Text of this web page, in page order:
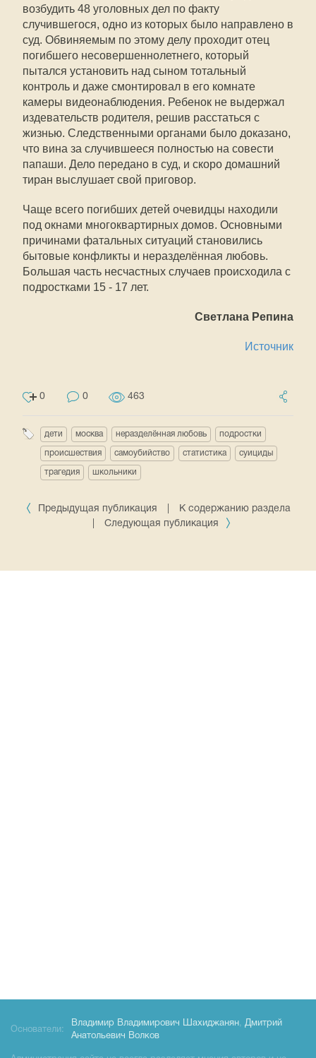
возбудить 48 уголовных дел по факту
случившегося, одно из которых было направлено в
суд. Обвиняемым по этому делу проходит отец
погибшего несовершеннолетнего, который
пытался установить над сыном тотальный
контроль и даже смонтировал в его комнате
камеры видеонаблюдения. Ребенок не выдержал
издевательств родителя, решив расстаться с
жизнью. Следственными органами было доказано,
что вина за случившееся полностью на совести
папаши. Дело передано в суд, и скоро домашний
тиран выслушает свой приговор.
Чаще всего погибших детей очевидцы находили
под окнами многоквартирных домов. Основными
причинами фатальных ситуаций становились
бытовые конфликты и неразделённая любовь.
Большая часть несчастных случаев происходила с
подростками 15 - 17 лет.
Светлана Репина
Источник
0 0 463
дети москва неразделённая любовь подростки
происшествия самоубийство статистика суициды
трагедия школьники
Предыдущая публикация
К содержанию раздела
Следующая публикация
Основатели:
Владимир Владимирович Шахиджанян, Дмитрий
Анатольевич Волков